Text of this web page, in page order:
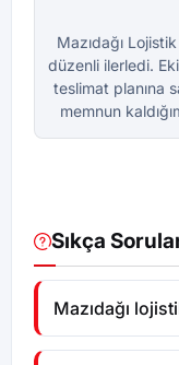
Mazıdağı
düzenli ilerledi.
teslimat planına
memnun
Sıkça
Mazıdağı